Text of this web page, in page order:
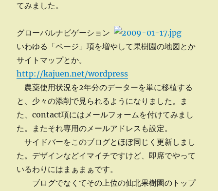
てみました。
グローバルナビゲーション
いわゆる「ページ」項を増やして果樹園の地図とか
サイトマップとか。
http://kajuen.net/wordpress
農薬使用状況を2年分のデーターを単に移植する
と、少々の添削で見られるようになりました。ま
た、contact項にはメールフォームを付けてみまし
た。またそれ専用のメールアドレスも設定。
サイドバーをこのブログとほぼ同じく更新しまし
た。デザインなどイマイチですけど、即席でやって
いるわりにはまぁまぁです。
ブログでなくてその上位の仙北果樹園のトップ